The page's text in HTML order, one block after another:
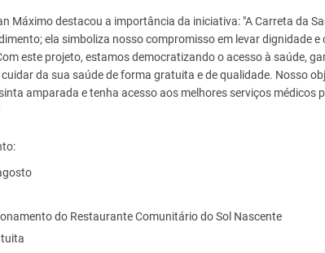
Máximo destacou a importância da iniciativa: "A Carreta da
ela simboliza nosso compromisso em levar dignidade
este projeto, estamos democratizando o acesso à saúde,
da sua saúde de forma gratuita e de qualidade. Nosso
amparada e tenha acesso aos melhores serviços médicos
do Restaurante Comunitário do Sol Nascente